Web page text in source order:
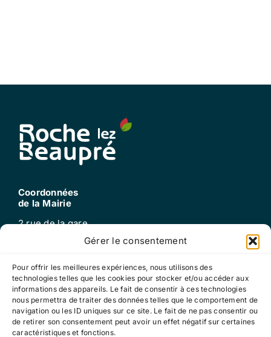
Gérer le consentement
Pour offrir les meilleures expériences, nous utilisons des
technologies telles que les cookies pour stocker et/ou accéder aux
informations des appareils. Le fait de consentir à ces technologies
nous permettra de traiter des données telles que le comportement de
navigation ou les ID uniques sur ce site. Le fait de ne pas consentir ou
de retirer son consentement peut avoir un effet négatif sur certaines
caractéristiques et fonctions.
Coordonnées
de la Mairie
2 rue de la gare
25220 Roche-lez-beaupré
mail : mairie@roche-lez-beaupre.fr
Horaires
d’ouverture